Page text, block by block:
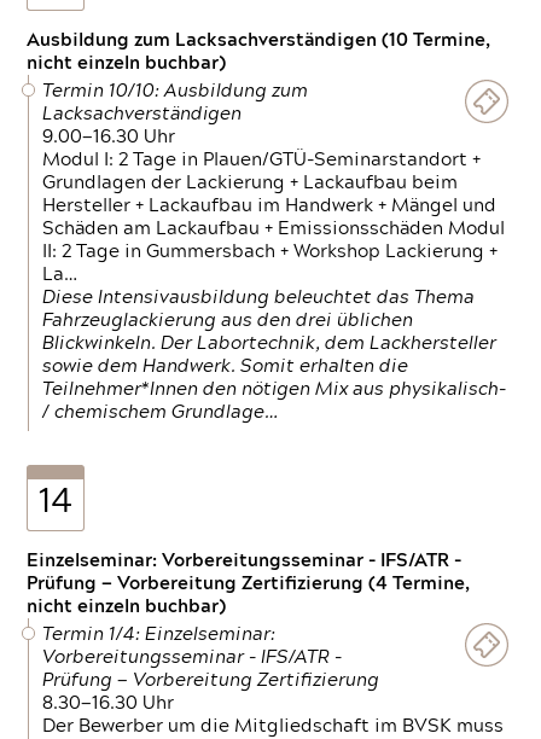
Ausbildung zum Lacksachverständigen (10 Termine,
nicht einzeln buchbar)
Termin 10/10: Ausbildung zum
Lacksachverständigen
9.00—16.30 Uhr
Modul I: 2 Tage in Plauen/GTÜ-Seminarstandort +
Grundlagen der Lackierung + Lackaufbau beim
Hersteller + Lackaufbau im Handwerk + Mängel und
Schäden am Lackaufbau + Emissionsschäden Modul
II: 2 Tage in Gummersbach + Workshop Lackierung +
La…
Diese Intensivausbildung beleuchtet das Thema
Fahrzeuglackierung aus den drei üblichen
Blickwinkeln. Der Labortechnik, dem Lackhersteller
sowie dem Handwerk. Somit erhalten die
Teilnehmer*Innen den nötigen Mix aus physikalisch-
/ chemischem Grundlage…
14
Einzelseminar: Vorbereitungsseminar - IFS/ATR -
Prüfung — Vorbereitung Zertifizierung (4 Termine,
nicht einzeln buchbar)
Termin 1/4: Einzelseminar:
Vorbereitungsseminar - IFS/ATR -
Prüfung — Vorbereitung Zertifizierung
8.30—16.30 Uhr
Der Bewerber um die Mitgliedschaft im BVSK muss